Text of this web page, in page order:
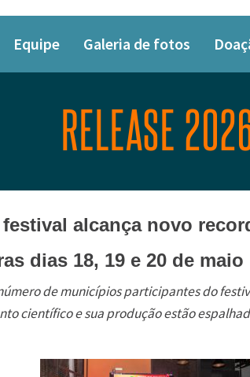
Equipe Galeria de fotos
RELEASE
alcança novo
dias 18, 19 e 20 de maio
de municípios participantes do
científico e sua produção estão